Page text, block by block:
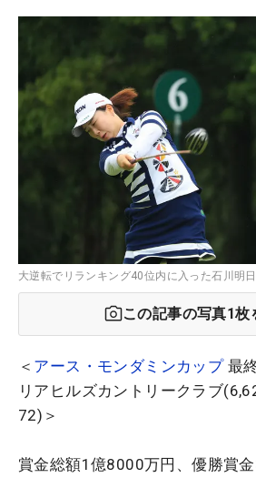
大逆転でリランキング40位内に入った石川明
この記事の写真1枚
＜ アース・モンダミンカップ最
リアヒルズカントリークラブ
72)＞
賞金総額1億8000万円、優勝賞